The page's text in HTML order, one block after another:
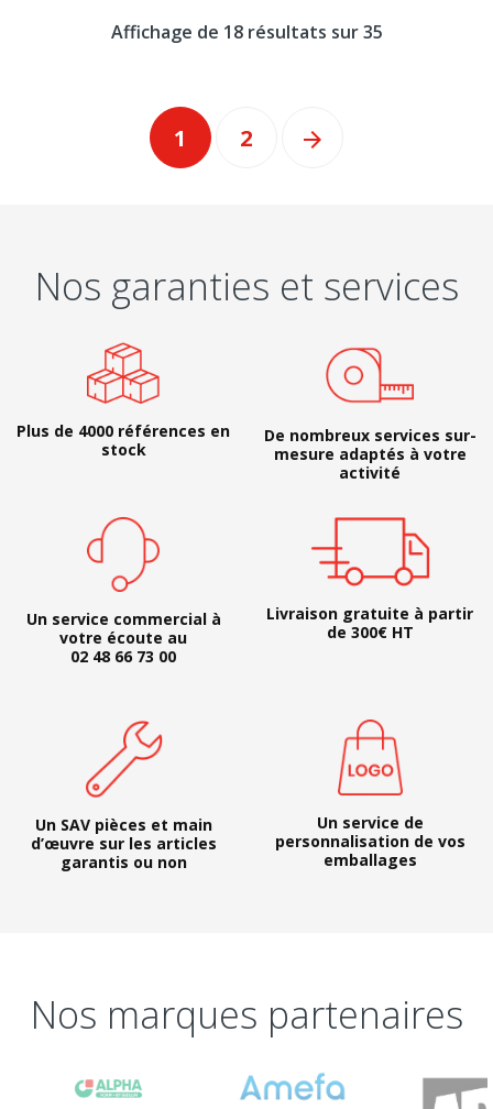
Affichage de 18 résultats sur 35
1 2 
Nos garanties et services
Plus de 4000 références en
stock
De nombreux services sur-
mesure adaptés à votre
activité
Un service commercial à
votre écoute au
02 48 66 73 00
Livraison gratuite à partir
de 300€ HT
Un SAV pièces et main
d’œuvre sur les articles
garantis ou non
Un service de
personnalisation de vos
emballages
Nos marques partenaires